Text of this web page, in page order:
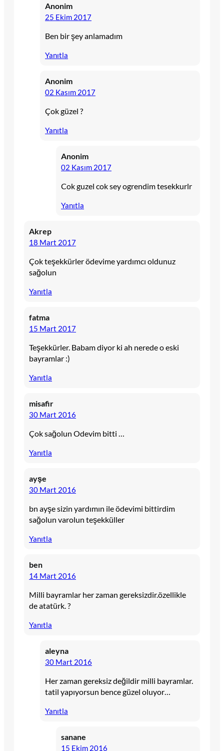
Anonim
25 Ekim 2017
Ben bir şey anlamadım
Yanıtla
Anonim
02 Kasım 2017
Çok güzel ?
Yanıtla
Anonim
02 Kasım 2017
Cok guzel cok sey ogrendim tesekkurlr
Yanıtla
Akrep
18 Mart 2017
Çok teşekkürler ödevime yardımcı oldunuz
sağolun
Yanıtla
fatma
15 Mart 2017
Teşekkürler. Babam diyor ki ah nerede o eski
bayramlar :)
Yanıtla
misafir
30 Mart 2016
Çok sağolun Odevim bitti …
Yanıtla
ayşe
30 Mart 2016
bn ayşe sizin yardımın ile ödevimi bittirdim
sağolun varolun teşekküller
Yanıtla
ben
14 Mart 2016
Milli bayramlar her zaman gereksizdir.özellikle
de atatürk. ?
Yanıtla
aleyna
30 Mart 2016
Her zaman gereksiz değildir milli bayramlar.
tatil yapıyorsun bence güzel oluyor…
Yanıtla
sanane
15 Ekim 2016